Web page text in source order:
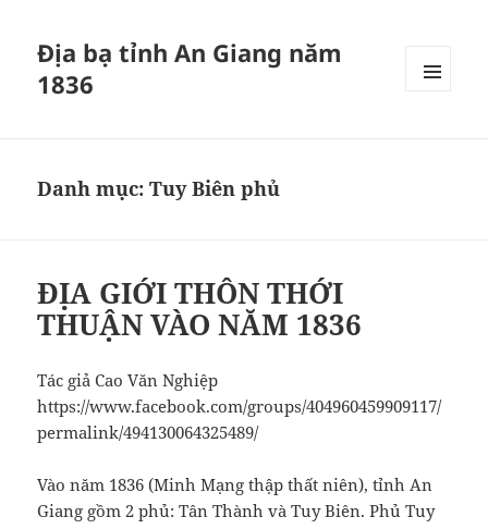
Địa bạ tỉnh An Giang năm
1836
Danh mục:Tuy Biên phủ
ĐỊA GIỚI THÔN THỚI
THUẬN VÀO NĂM 1836
Tác giả Cao Văn Nghiệp
https://www.facebook.com/groups/404960459909117/
permalink/494130064325489/
Vào năm 1836 (Minh Mạng thập thất niên), tỉnh An
Giang gồm 2 phủ: Tân Thành và Tuy Biên. Phủ Tuy